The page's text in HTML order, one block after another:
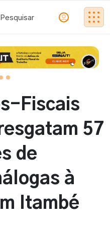
Fiscais
57
de
à
Itambé